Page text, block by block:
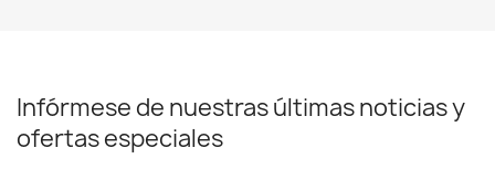
Infórmese de nuestras últimas noticias y
ofertas especiales